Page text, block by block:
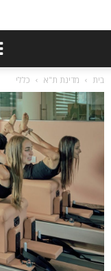
בית מדינת ת"א כללי